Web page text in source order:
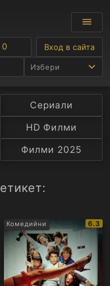
Избери
Ф
С
А
0 Вход в сайта
Сериали
HD Филми
Филми 2025
Комедийни
IMDb
6.3